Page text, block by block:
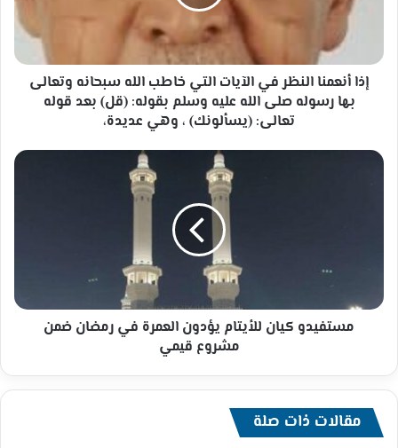
سبحانه
وتعالى
الله
(يسألونك)
إذا أنعمنا النظر في الآيات التي خاطب الله سبحانه وتعالى
بها رسوله صلى الله عليه وسلم بقوله: (قل) بعد قوله
تعالى: (يسألونك) ، وهي عديدة،
مستفيدو
مشروع
مستفيدو كيان للأيتام يؤدون العمرة في رمضان ضمن
مشروع قيمي
مقالات ذات صلة